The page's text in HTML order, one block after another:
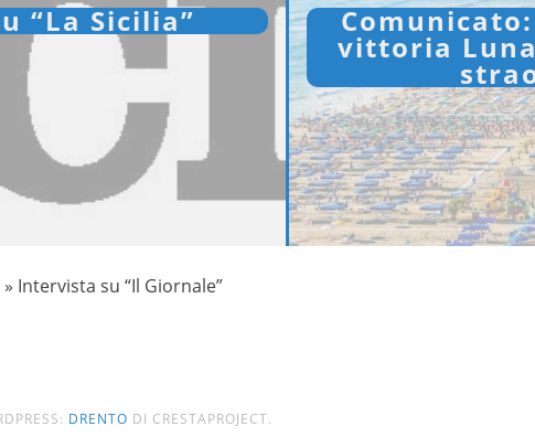
“La Sicilia”
vittoria
» Intervista su “Il Giornale”
DRENTO DI CRESTAPROJECT.